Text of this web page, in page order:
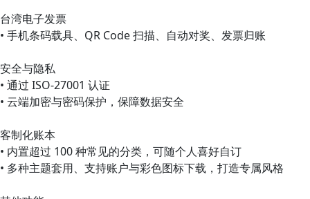
台湾电子发票
• 手机条码载具、QR Code 扫描、自动对奖、发票归账
安全与隐私
• 通过 ISO-27001 认证
• 云端加密与密码保护，保障数据安全
客制化账本
• 内置超过 100 种常见的分类，可随个人喜好自订
• 多种主题套用、支持账户与彩色图标下载，打造专属风格